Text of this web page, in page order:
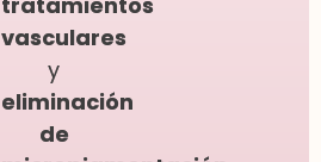
vasculares
y
eliminación
de